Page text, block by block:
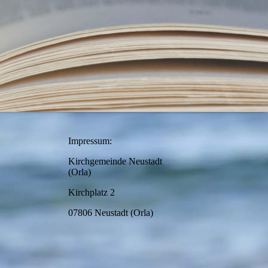
Impressum:
Kirchgemeinde Neustadt
(Orla)
Kirchplatz 2
07806 Neustadt (Orla)